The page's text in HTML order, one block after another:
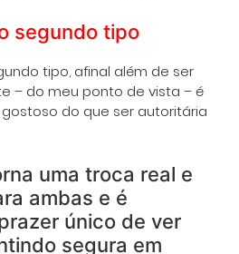
segundo tipo
tipo, afinal além de ser
– do meu ponto de vista – é
do que ser autoritária
uma troca real e
ambas e é
único de ver
segura em